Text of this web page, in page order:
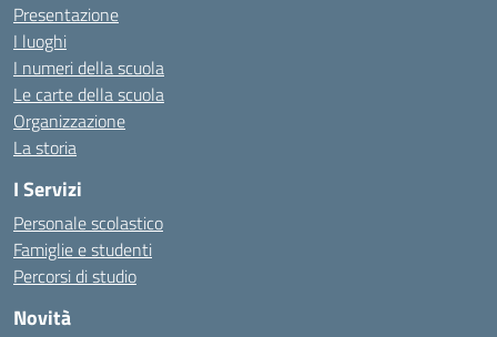
Presentazione
I luoghi
I numeri della scuola
Le carte della scuola
Organizzazione
La storia
I Servizi
Personale scolastico
Famiglie e studenti
Percorsi di studio
Novità